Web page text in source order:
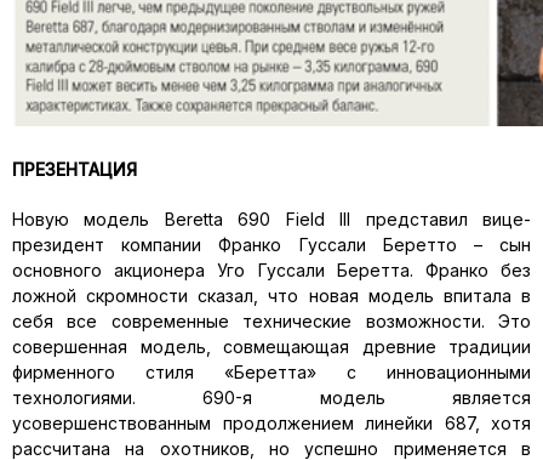
ПРЕЗЕНТАЦИЯ
Новую модель Beretta 690 Field III представил вице-
президент компании Франко Гуссали Беретто – сын
основного акционера Уго Гуссали Беретта. Франко без
ложной скромности сказал, что новая модель впитала в
себя все современные технические возможности. Это
совершенная модель, совмещающая древние традиции
фирменного стиля «Беретта» с инновационными
технологиями. 690-я модель является
усовершенствованным продолжением линейки 687, хотя
рассчитана на охотников, но успешно применяется в